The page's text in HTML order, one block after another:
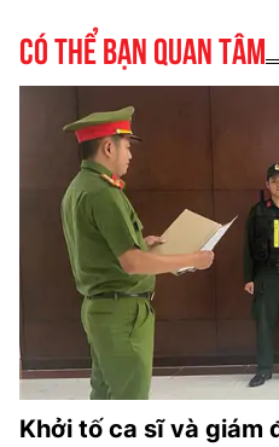
Có thể bạn quan tâm
Khởi tố ca sĩ và giám